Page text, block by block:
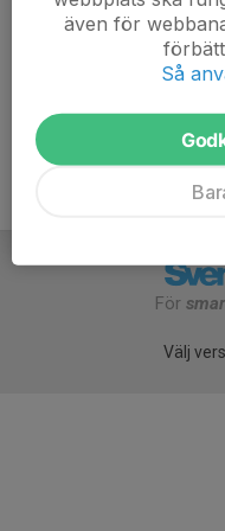
Stefan Klinter
Lagledare Team-15
073-557 06 44
För
Välj
även för
Så